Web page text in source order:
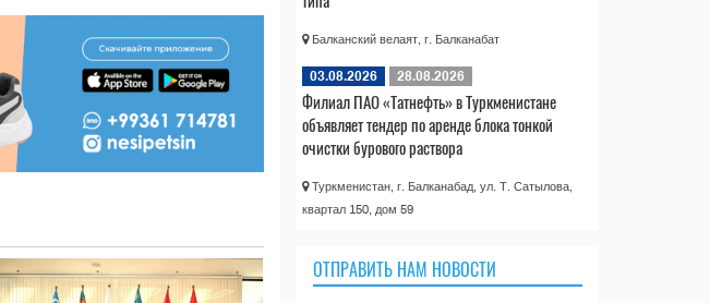
Балканский велаят, г. Балканабат
03.08.2026 28.08.2026
Филиал ПАО «Татнефть» в Туркменистане
объявляет тендер по аренде блока тонкой
очистки бурового раствора
Туркменистан, г. Балканабад, ул. Т. Сатылова,
квартал 150, дом 59
ОТПРАВИТЬ НАМ НОВОСТИ